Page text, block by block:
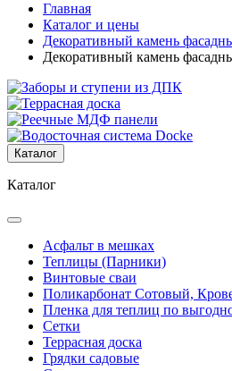
Главная
Каталог и цены
Декоративный камень
Декоративный камень
Каталог
Каталог
Асфальт в мешках
Теплицы (Парники)
Винтовые сваи
Поликарбонат Сотовый,
Пленка для теплиц по
Сетки
Террасная доска
Грядки садовые